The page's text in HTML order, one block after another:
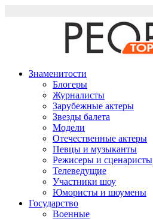
Знаменитости
Блогеры
Журналисты
Зарубежные актеры
Звезды балета
Модели
Отечественные актеры
Певцы и музыканты
Режисеры и сценаристы
Телеведущие
Участники шоу
Юмористы и шоумены
Государство
Военные